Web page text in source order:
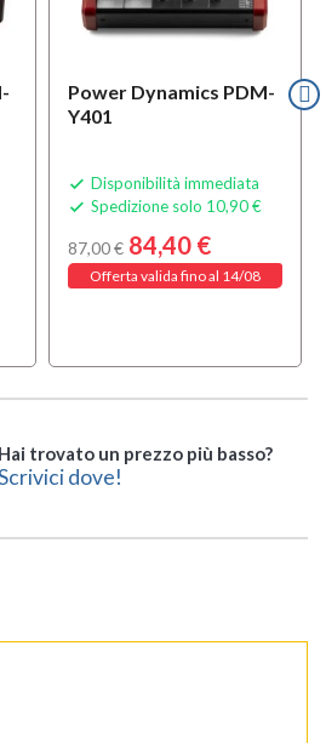
Power Dynamics PDM-
Y401
 Disponibilità immediata
 Spedizione solo 10,90 €
87,00 € 84,40 €
Offerta valida fino al 14/08
Hai trovato un prezzo più basso?
dove!